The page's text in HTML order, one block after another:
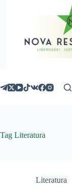
Tag Literatura
Literatura